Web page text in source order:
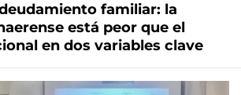
familiar: la
está peor que el
en dos variables clave